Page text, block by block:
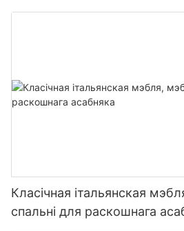
Класічная італьянская
спальні для раскошнага